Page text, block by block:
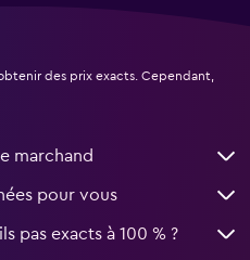
des prix exacts. Cependant,
marchand
pour vous
pas exacts à 100 % ?